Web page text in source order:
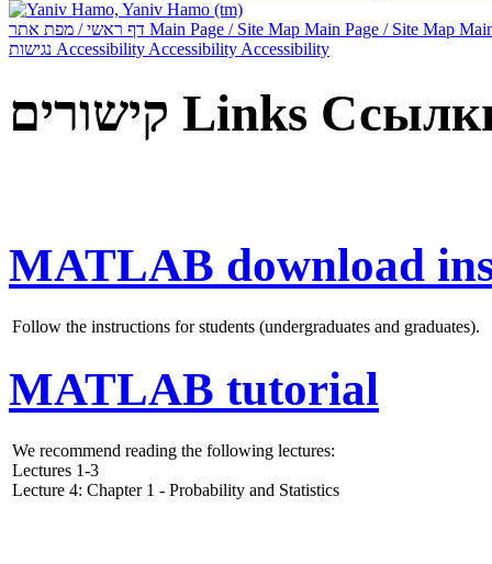
Main Page / Site Map Main Page / Site Map
Accessibility Accessibility Accessibility
קישורים Links
MATLAB download
Follow the instructions for students (undergraduates and graduates).
MATLAB tutorial
We recommend reading the following lectures:
Lectures 1-3
Lecture 4: Chapter 1 - Probability and Statistics